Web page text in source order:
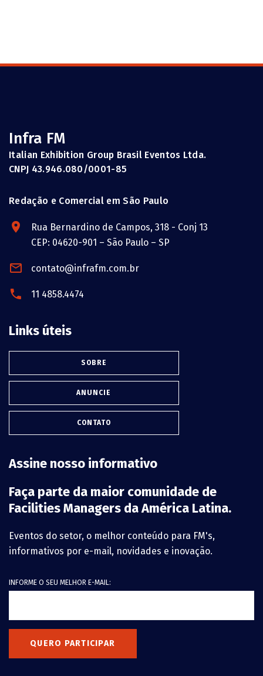
Infra FM
Italian Exhibition Group Brasil Eventos Ltda.
CNPJ 43.946.080/0001-85
Redação e Comercial em São Paulo
Rua Bernardino de Campos, 318 - Conj 13
CEP: 04620-901 – São Paulo – SP
contato@infrafm.com.br
11 4858.4474
Links úteis
SOBRE
ANUNCIE
CONTATO
Assine nosso informativo
Faça parte da maior comunidade de
Facilities Managers da América Latina.
Eventos do setor, o melhor conteúdo para FM's,
informativos por e-mail, novidades e inovação.
INFORME O SEU MELHOR E-MAIL:
QUERO PARTICIPAR